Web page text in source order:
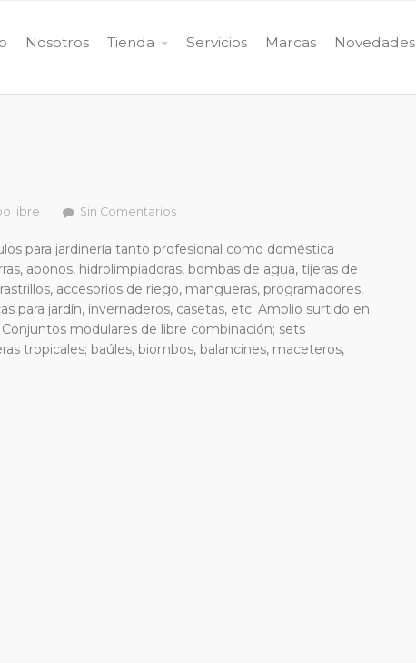
Nosotros Tienda Servicios Marcas Novedades
libre Sin Comentarios
para jardinería tanto profesional como doméstica
abonos, hidrolimpiadoras, bombas de agua, tijeras de
accesorios de riego, mangueras, programadores,
para jardín, invernaderos, casetas, etc. Amplio surtido en
modulares de libre combinación; sets
tropicales; baúles, biombos, balancines, maceteros,